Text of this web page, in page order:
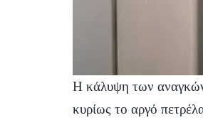
Η κάλυψη των αναγκών
κυρίως το αργό